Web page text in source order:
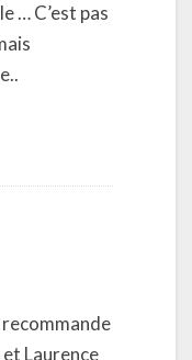
… C’est pas
et Laurence